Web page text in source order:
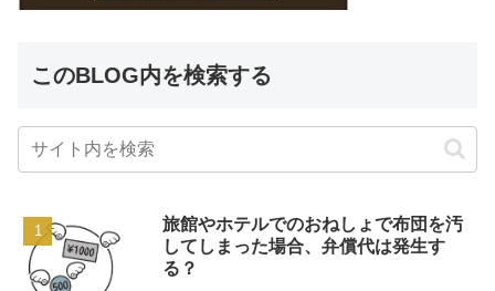
このBLOG内を検索する
旅館やホテルでのおねしょで布団を汚
してしまった場合、弁償代は発生す
る？